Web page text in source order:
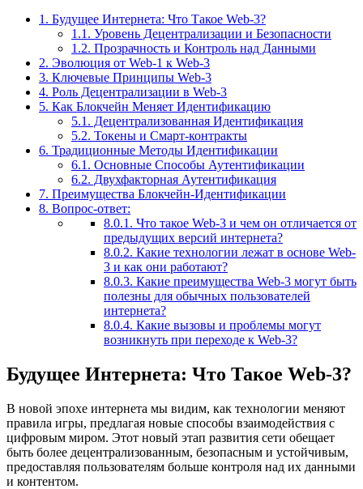
1. Будущее Интернета: Что Такое Web-3?
1.1. Уровень Децентрализации и Безопасности
1.2. Прозрачность и Контроль над Данными
2. Эволюция от Web-1 к Web-3
3. Ключевые Принципы Web-3
4. Роль Децентрализации в Web-3
5. Как Блокчейн Меняет Идентификацию
5.1. Децентрализованная Идентификация
5.2. Токены и Смарт-контракты
6. Традиционные Методы Идентификации
6.1. Основные Способы Аутентификации
6.2. Двухфакторная Аутентификация
7. Преимущества Блокчейн-Идентификации
8. Вопрос-ответ:
8.0.1. Что такое Web-3 и чем он отличается от
предыдущих версий интернета?
8.0.2. Какие технологии лежат в основе Web-
3 и как они работают?
8.0.3. Какие преимущества Web-3 могут быть
полезны для обычных пользователей
интернета?
8.0.4. Какие вызовы и проблемы могут
возникнуть при переходе к Web-3?
Будущее Интернета: Что Такое Web-3?
В новой эпохе интернета мы видим, как технологии меняют
правила игры, предлагая новые способы взаимодействия с
цифровым миром. Этот новый этап развития сети обещает
быть более децентрализованным, безопасным и устойчивым,
предоставляя пользователям больше контроля над их данными
и контентом.